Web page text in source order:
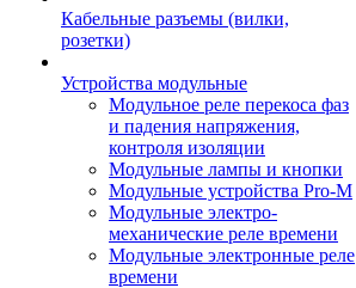
Кабельные разъемы (вилки,
розетки)
Устройства модульные
Модульное реле перекоса фаз
и падения напряжения,
контроля изоляции
Модульные лампы и кнопки
Модульные устройства Pro-M
Модульные электро-
механические реле времени
Модульные электронные реле
времени